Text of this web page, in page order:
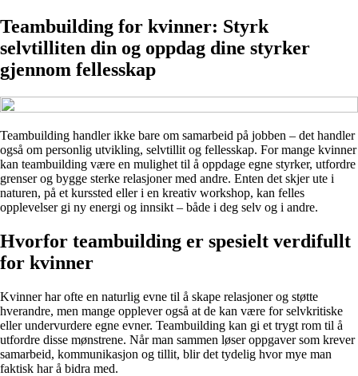
Teambuilding for kvinner: Styrk
selvtilliten din og oppdag dine styrker
gjennom fellesskap
Teambuilding handler ikke bare om samarbeid på jobben – det handler
også om personlig utvikling, selvtillit og fellesskap. For mange kvinner
kan teambuilding være en mulighet til å oppdage egne styrker, utfordre
grenser og bygge sterke relasjoner med andre. Enten det skjer ute i
naturen, på et kurssted eller i en kreativ workshop, kan felles
opplevelser gi ny energi og innsikt – både i deg selv og i andre.
Hvorfor teambuilding er spesielt verdifullt
for kvinner
Kvinner har ofte en naturlig evne til å skape relasjoner og støtte
hverandre, men mange opplever også at de kan være for selvkritiske
eller undervurdere egne evner. Teambuilding kan gi et trygt rom til å
utfordre disse mønstrene. Når man sammen løser oppgaver som krever
samarbeid, kommunikasjon og tillit, blir det tydelig hvor mye man
faktisk har å bidra med.